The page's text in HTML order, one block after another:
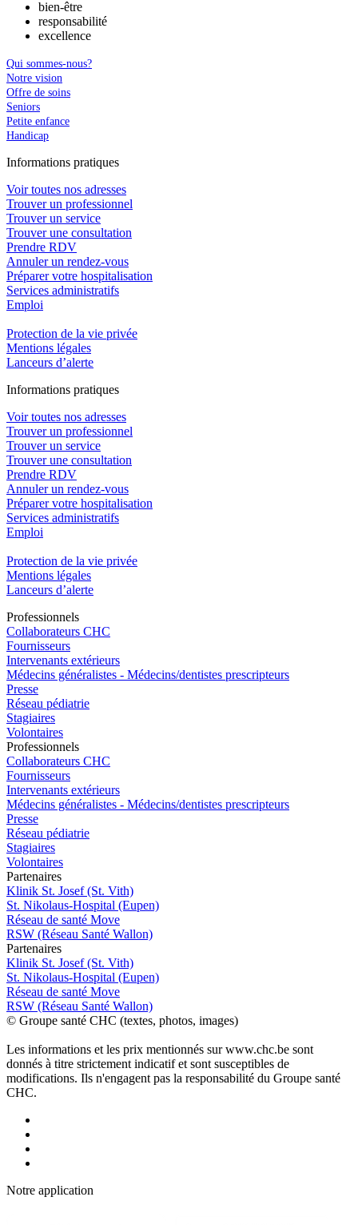
bien-être
responsabilité
excellence
Qui sommes-nous?
Notre vision
Offre de soins
Seniors
Petite enfance
Handicap
Informations pratiques
Voir toutes nos adresses
Trouver un professionnel
Trouver un service
Trouver une consultation
Prendre RDV
Annuler un rendez-vous
Préparer votre hospitalisation
Services administratifs
Emploi​
Protection de la vie privée
Mentions légales
Lanceurs d’alerte
Informations pratiques
Voir toutes nos adresses
Trouver un professionnel
Trouver un service
Trouver une consultation
Prendre RDV
Annuler un rendez-vous
Préparer votre hospitalisation
Services administratifs
Emploi​
Protection de la vie privée
Mentions légales
Lanceurs d’alerte
Professionnels
Collaborateurs CHC
Fournisseurs
Intervenants extérieurs
Médecins généralistes - Médecins/dentistes prescripteurs
Presse
Réseau pédiatrie
Stagiaires
Volontaires
Professionnels
Collaborateurs CHC
Fournisseurs
Intervenants extérieurs
Médecins généralistes - Médecins/dentistes prescripteurs
Presse
Réseau pédiatrie
Stagiaires
Volontaires
Partenaires
Klinik St. Josef (St. Vith)
St. Nikolaus-Hospital (Eupen)
Réseau de santé Move
RSW (Réseau Santé Wallon)
Partenaires
Klinik St. Josef (St. Vith)
St. Nikolaus-Hospital (Eupen)
Réseau de santé Move
RSW (Réseau Santé Wallon)
© Groupe santé CHC (textes, photos, images)
Les informations et les prix mentionnés sur www.chc.be sont
donnés à titre strictement indicatif et sont susceptibles de
modifications. Ils n'engagent pas la responsabilité du Groupe santé
CHC.
Notre application